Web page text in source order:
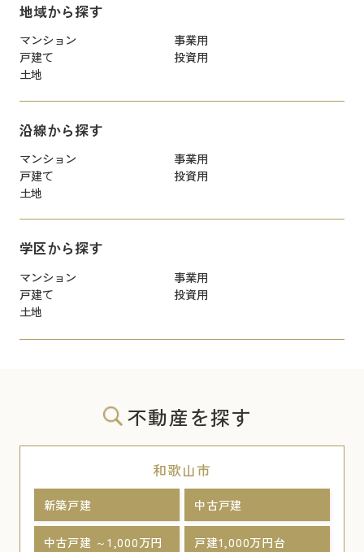
地域から探す
マンション
事業用
戸建て
投資用
土地
沿線から探す
マンション
事業用
戸建て
投資用
土地
学区から探す
マンション
事業用
戸建て
投資用
土地
不動産を探す
和歌山市
新築戸建 中古戸建
中古戸建 ～1,000万円 戸建1,000万円台